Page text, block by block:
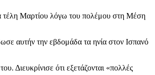
τέλη Μαρτίου λόγω του πολέμου στη Μέση
αυτήν την εβδομάδα τα ηνία στον Ισπανό
Διευκρίνισε ότι εξετάζονται «πολλές